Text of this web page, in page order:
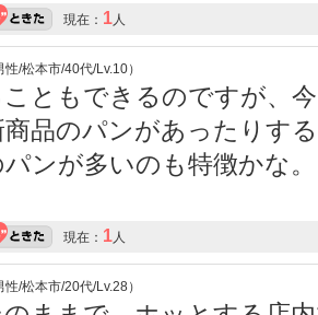
現在： 1人
/松本市/40代/Lv.10）
こともできるのですが、
品のパンがあったりす
ンが多いのも特徴かな
現在： 1人
/松本市/20代/Lv.28）